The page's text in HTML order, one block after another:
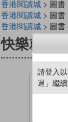
香港閱讀城> 圖書
香港閱讀城> 圖書
香港閱讀城> 圖書
快樂就是
請登入
過」繼續